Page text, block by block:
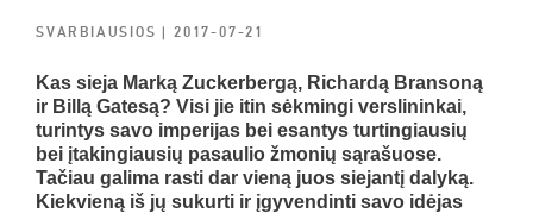
SVARBIAUSIOS| 2017-07-21
Kas sieja Marką Zuckerbergą, Richardą Bransoną
ir Billą Gatesą? Visi jie itin sėkmingi verslininkai,
turintys savo imperijas bei esantys turtingiausių
bei įtakingiausių pasaulio žmonių sąrašuose.
Tačiau galima rasti dar vieną juos siejantį dalyką.
Kiekvieną iš jų sukurti ir įgyvendinti savo idėjas